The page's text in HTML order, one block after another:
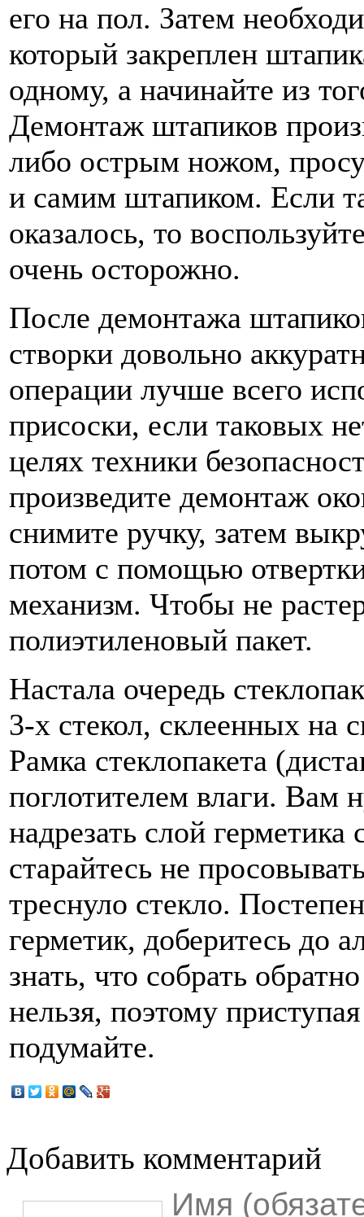
его на пол. Затем
который закреплен
одному, а начинайте из
Демонтаж штапиков
либо острым ножом,
и самим штапиком. Если
оказалось, то
очень осторожно.
После демонтажа
створки довольно
операции лучше всего
присоски, если таковых
целях техники
произведите демонтаж
снимите ручку, затем
потом с помощью
механизм. Чтобы не
полиэтиленовый пакет.
Настала очередь
3-х стекол, склеенных на
Рамка стеклопакета
поглотителем влаги. Вам
надрезать слой
старайтесь не
треснуло стекло.
герметик, доберитесь до
знать, что собрать
нельзя, поэтому
подумайте.
Добавить комментарий
Имя